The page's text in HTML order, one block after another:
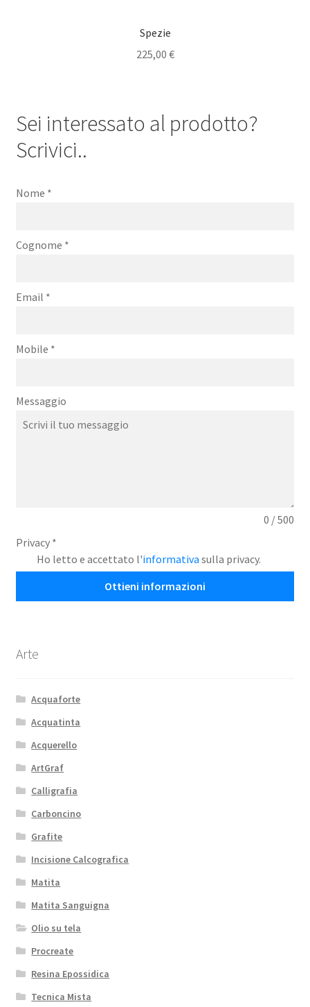
Spezie
225,00 €
Sei interessato al prodotto?
Scrivici..
Nome *
Cognome *
Email *
Mobile *
Messaggio
0 / 500
Privacy *
Ho letto e accettato l'informativa sulla privacy.
Ottieni informazioni
Arte
Acquaforte
Acquatinta
Acquerello
ArtGraf
Calligrafia
Carboncino
Grafite
Incisione Calcografica
Matita
Matita Sanguigna
Olio su tela
Procreate
Resina Epossidica
Tecnica Mista